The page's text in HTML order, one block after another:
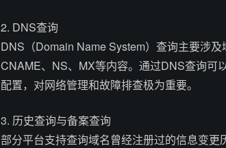
2. DNS查询
DNS（Domain Name System）查询主要涉及
CNAME、NS、MX等内容。通过DNS查询可
配置，对网络管理和故障排查极为重要。
3. 历史查询与备案查询
部分平台支持查询域名曾经注册过的信息变